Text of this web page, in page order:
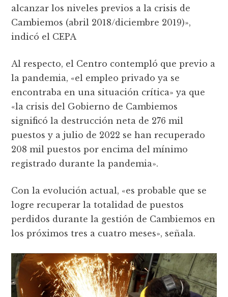
alcanzar los niveles previos a la crisis de
Cambiemos (abril 2018/diciembre 2019)»,
indicó el CEPA
Al respecto, el Centro contempló que previo a
la pandemia, «el empleo privado ya se
encontraba en una situación crítica» ya que
«la crisis del Gobierno de Cambiemos
significó la destrucción neta de 276 mil
puestos y a julio de 2022 se han recuperado
208 mil puestos por encima del mínimo
registrado durante la pandemia».
Con la evolución actual, «es probable que se
logre recuperar la totalidad de puestos
perdidos durante la gestión de Cambiemos en
los próximos tres a cuatro meses», señala.